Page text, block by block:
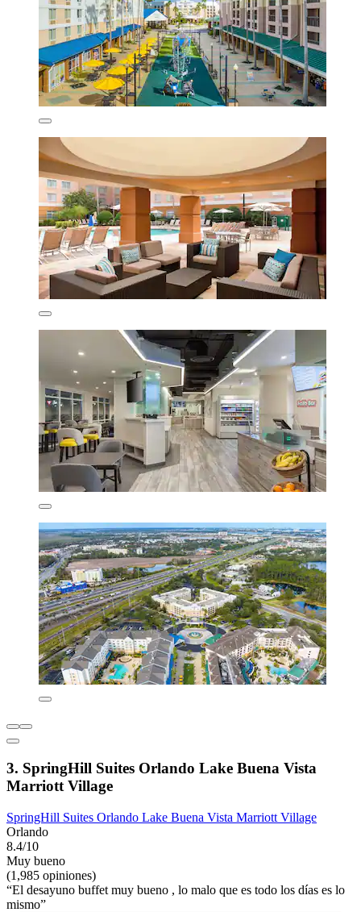
3. SpringHill Suites Orlando Lake Buena Vista
Marriott Village
SpringHill Suites Orlando Lake Buena Vista Marriott Village
Orlando
8.4/10
Muy bueno
(1,985 opiniones)
“El desayuno buffet muy bueno , lo malo que es todo los días es lo
mismo”